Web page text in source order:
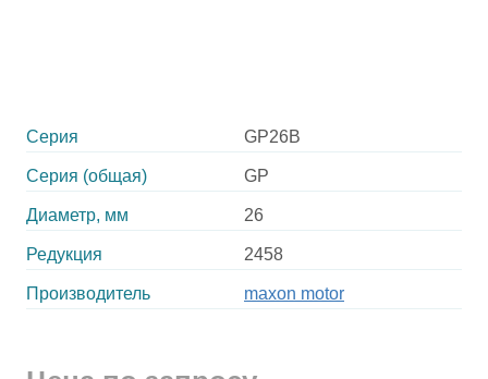
Серия GP26B
Серия (общая) GP
Диаметр, мм 26
Редукция 2458
Производитель maxon motor